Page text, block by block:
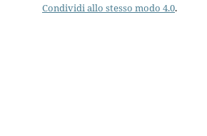
Condividi allo stesso modo 4.0.